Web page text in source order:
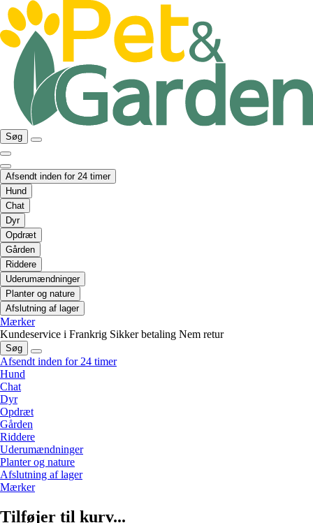
Søg
Afsendt inden for 24 timer
Hund
Chat
Dyr
Opdræt
Gården
Riddere
Uderumændninger
Planter og nature
Afslutning af lager
Mærker
Kundeservice i Frankrig Sikker betaling Nem retur
Søg
Afsendt inden for 24 timer
Hund
Chat
Dyr
Opdræt
Gården
Riddere
Uderumændninger
Planter og nature
Afslutning af lager
Mærker
Tilføjer til kurv...